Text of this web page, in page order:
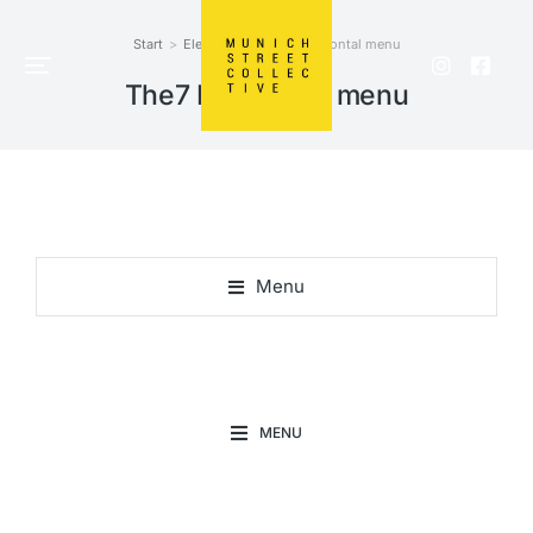
Sie befinden sich hier:
Start Elements The7 Horizontal menu
The7 Horizontal menu
Menu
MENU